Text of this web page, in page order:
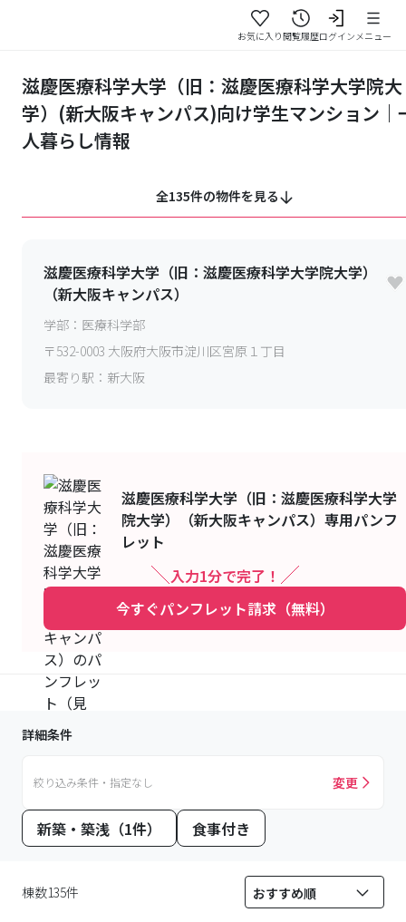
お気に入り閲覧履歴ログインメニュー
滋慶医療科学大学（旧：滋慶医療科学大学院大
学）(新大阪キャンパス)向け学生マンション｜
人暮らし情報
全135件の物件を見る
滋慶医療科学大学（旧：滋慶医療科学大学院大学）
（新大阪キャンパス）
学部： 医療科学部
〒532-0003 大阪府大阪市淀川区宮原１丁目
最寄り駅： 新大阪
滋慶医療科学大学（旧：滋慶医療科学大学
院大学）（新大阪キャンパス） 専用パンフ
レット
入力1分で完了！
今すぐパンフレット請求（無料）
詳細条件
絞り込み条件・指定なし 変更
新築・築浅（1件） 食事付き
棟数135件